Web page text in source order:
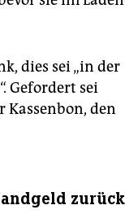
dies sei „in der
Gefordert sei
den
zurück